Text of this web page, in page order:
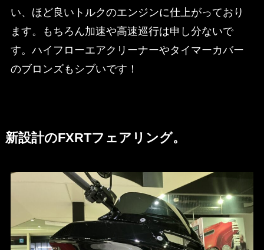
い、ほど良いトルクのエンジンに仕上がっており
ます。もちろん加速や高速巡行は申し分ないで
す。ハイフローエアクリーナーやタイマーカバー
のブロンズもシブいです！
新設計のFXRTフェアリング。